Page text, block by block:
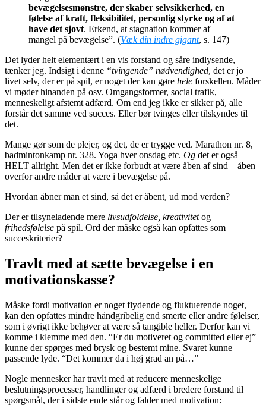
bevægelsesmønstre, der skaber selvsikkerhed, en
følelse af kraft, fleksibilitet, personlig styrke og af at
have det sjovt. Erkend, at stagnation kommer af
mangel på bevægelse”. (Væk din indre gigant, s. 147)
Det lyder helt elementært i en vis forstand og såre indlysende,
tænker jeg. Indsigt i denne “tvingende” nødvendighed, det er jo
livet selv, der er på spil, er noget der kan gøre hele forskellen. Måder
vi møder hinanden på osv. Omgangsformer, social trafik,
menneskeligt afstemt adfærd. Om end jeg ikke er sikker på, alle
forstår det samme ved succes. Eller bør tvinges eller tilskyndes til
det.
Mange gør som de plejer, og det, de er trygge ved. Marathon nr. 8,
badmintonkamp nr. 328. Yoga hver onsdag etc. Og det er også
HELT allright. Men det er ikke forbudt at være åben af sind – åben
overfor andre måder at være i bevægelse på.
Hvordan åbner man et sind, så det er åbent, ud mod verden?
Der er tilsyneladende mere livsudfoldelse, kreativitetog
frihedsfølelse på spil. Ord der måske også kan opfattes som
succeskriterier?
Travlt med at sætte bevægelse i en
motivationskasse?
Måske fordi motivation er noget flydende og fluktuerende noget,
kan den opfattes mindre håndgribelig end smerte eller andre følelser,
som i øvrigt ikke behøver at være så tangible heller. Derfor kan vi
komme i klemme med den. “Er du motiveret og committed eller ej”
kunne der spørges med brysk og bestemt mine. Svaret kunne
passende lyde. “Det kommer da i høj grad an på…”
Nogle mennesker har travlt med at reducere menneskelige
beslutningsprocesser, handlinger og adfærd i bredere forstand til
spørgsmål, der i sidste ende står og falder med motivation: